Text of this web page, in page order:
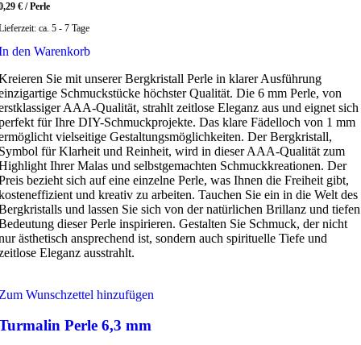
€ /Perle
ca. 5 - 7 Tage
den Warenkorb
Sie mit unserer Bergkristall Perle in klarer Ausführung
Schmuckstücke höchster Qualität. Die 6 mm Perle, von
AAA-Qualität, strahlt zeitlose Eleganz aus und eignet sich
für Ihre DIY-Schmuckprojekte. Das klare Fädelloch von 1 mm
vielseitige Gestaltungsmöglichkeiten. Der Bergkristall,
für Klarheit und Reinheit, wird in dieser AAA-Qualität zum
Ihrer Malas und selbstgemachten Schmuckkreationen. Der
bezieht sich auf eine einzelne Perle, was Ihnen die Freiheit gibt,
und kreativ zu arbeiten. Tauchen Sie ein in die Welt des
und lassen Sie sich von der natürlichen Brillanz und tiefen
dieser Perle inspirieren. Gestalten Sie Schmuck, der nicht
ästhetisch ansprechend ist, sondern auch spirituelle Tiefe und
Eleganz ausstrahlt.
Wunschzettel hinzufügen
Perle 6,3 mm